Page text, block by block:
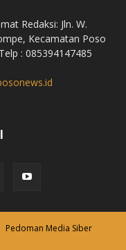
Redaksi: Jln. W.
Kecamatan Poso
: 085394147485
Pedoman Media Siber